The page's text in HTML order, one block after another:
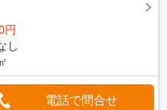
円
し
電話で問合せ